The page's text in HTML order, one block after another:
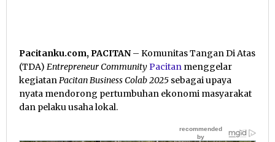
Pacitanku.com, PACITAN – Komunitas Tangan Di Atas
(TDA) Entrepreneur CommunityPacitan menggelar
kegiatanPacitan Business Colab 2025 sebagai upaya
nyata mendorong pertumbuhan ekonomi masyarakat
dan pelaku usaha lokal.